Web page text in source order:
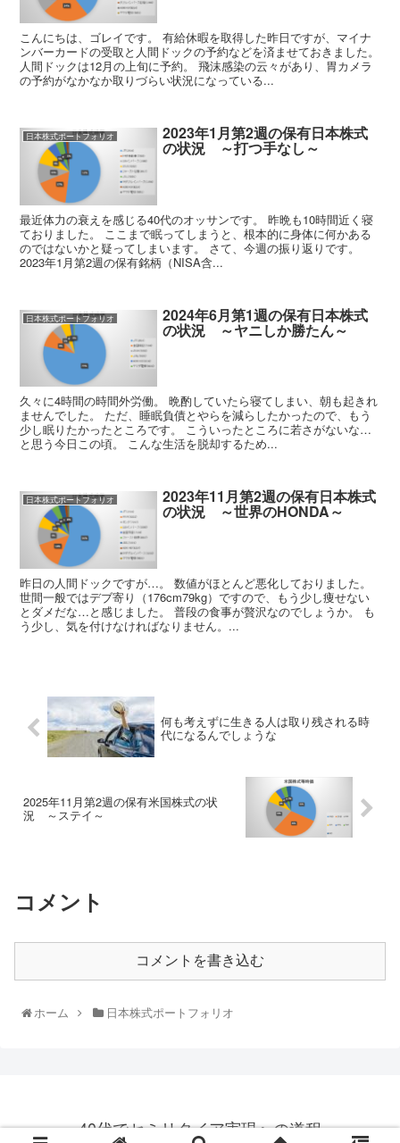
こんにちは、ゴレイです。 有給休暇を取得した昨日ですが、マイナ
ンバーカードの受取と人間ドックの予約などを済ませておきました。
人間ドックは12月の上旬に予約。 飛沫感染の云々があり、胃カメラ
の予約がなかなか取りづらい状況になっている...
日本株式ポートフォリオ 2023年1月第2週の保有日本株式
の状況 ～打つ手なし～
最近体力の衰えを感じる40代のオッサンです。 昨晩も10時間近く寝
ておりました。 ここまで眠ってしまうと、根本的に身体に何かある
のではないかと疑ってしまいます。 さて、今週の振り返りです。
2023年1月第2週の保有銘柄（NISA含...
日本株式ポートフォリオ 2024年6月第1週の保有日本株式
の状況 ～ヤニしか勝たん～
久々に4時間の時間外労働。 晩酌していたら寝てしまい、朝も起きれ
ませんでした。 ただ、睡眠負債とやらを減らしたかったので、もう
少し眠りたかったところです。 こういったところに若さがないな…
と思う今日この頃。 こんな生活を脱却するため...
日本株式ポートフォリオ 2023年11月第2週の保有日本株式
の状況 ～世界のHONDA～
昨日の人間ドックですが…。 数値がほとんど悪化しておりました。
世間一般ではデブ寄り（176cm79kg）ですので、もう少し痩せない
とダメだな…と感じました。 普段の食事が贅沢なのでしょうか。 も
う少し、気を付けなければなりません。...
何も考えずに生きる人は取り残される時
代になるんでしょうな
2025年11月第2週の保有米国株式の状
況 ～ステイ～
コメント
コメントを書き込む
ホーム 日本株式ポートフォリオ
40代でセミリタイア実現への道程